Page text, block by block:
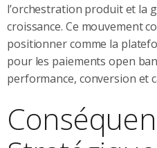
l’orchestration produit et la
croissance. Ce mouvement
positionner comme la
pour les paiements open
performance, conversion et